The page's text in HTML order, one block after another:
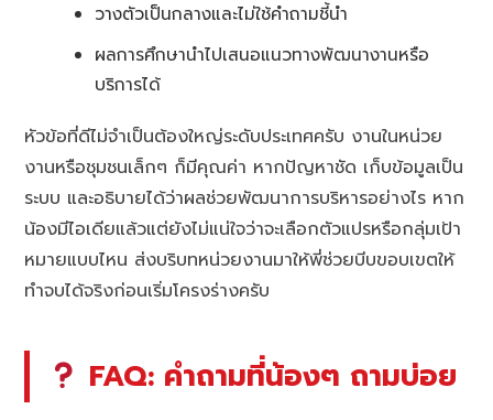
วางตัวเป็นกลางและไม่ใช้คำถามชี้นำ
ผลการศึกษานำไปเสนอแนวทางพัฒนางานหรือ
บริการได้
หัวข้อที่ดีไม่จำเป็นต้องใหญ่ระดับประเทศครับ งานในหน่วย
งานหรือชุมชนเล็กๆ ก็มีคุณค่า หากปัญหาชัด เก็บข้อมูลเป็น
ระบบ และอธิบายได้ว่าผลช่วยพัฒนาการบริหารอย่างไร หาก
น้องมีไอเดียแล้วแต่ยังไม่แน่ใจว่าจะเลือกตัวแปรหรือกลุ่มเป้า
หมายแบบไหน ส่งบริบทหน่วยงานมาให้พี่ช่วยบีบขอบเขตให้
ทำจบได้จริงก่อนเริ่มโครงร่างครับ
FAQ: คำถามที่น้องๆ ถามบ่อย